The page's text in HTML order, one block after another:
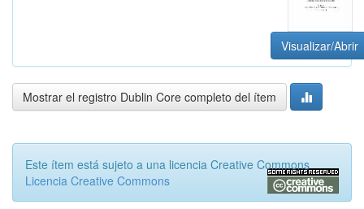
Visualizar/Abrir
Mostrar el registro Dublin Core completo del ítem
Este ítem está sujeto a una licencia Creative Commons
Licencia Creative Commons